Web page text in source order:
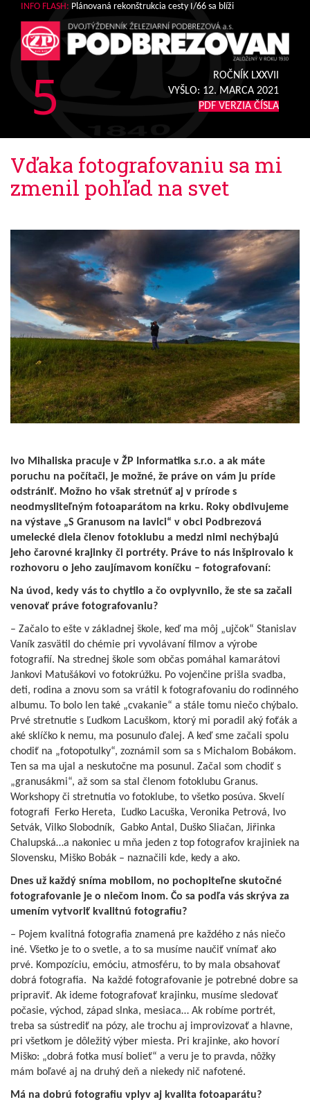
INFO FLASH: Plánovaná rekonštrukcia cesty I/66 sa blíži
5
ROČNÍK LXXVII
VYŠLO: 12. MARCA 2021
PDF VERZIA ČÍSLA
Vďaka fotografovaniu sa mi
zmenil pohľad na svet
Ivo Mihaliska pracuje v ŽP Informatika s.r.o. a ak máte
poruchu na počítači, je možné, že práve on vám ju príde
odstrániť. Možno ho však stretnúť aj v prírode s
neodmysliteľným fotoaparátom na krku. Roky obdivujeme
na výstave „S Granusom na lavici“ v obci Podbrezová
umelecké diela členov fotoklubu a medzi nimi nechýbajú
jeho čarovné krajinky či portréty. Práve to nás inšpirovalo k
rozhovoru o jeho zaujímavom koníčku – fotografovaní:
Na úvod, kedy vás to chytilo a čo ovplyvnilo, že ste sa začali
venovať práve fotografovaniu?
– Začalo to ešte v základnej škole, keď ma môj „ujčok“ Stanislav
Vaník zasvätil do chémie pri vyvolávaní filmov a výrobe
fotografií. Na strednej škole som občas pomáhal kamarátovi
Jankovi Matušákovi vo fotokrúžku. Po vojenčine prišla svadba,
deti, rodina a znovu som sa vrátil k fotografovaniu do rodinného
albumu. To bolo len také „cvakanie“ a stále tomu niečo chýbalo.
Prvé stretnutie s Ľudkom Lacuškom, ktorý mi poradil aký foťák a
aké sklíčko k nemu, ma posunulo ďalej. A keď sme začali spolu
chodiť na „fotopotulky“, zoznámil som sa s Michalom Bobákom.
Ten sa ma ujal a neskutočne ma posunul. Začal som chodiť s
„granusákmi“, až som sa stal členom fotoklubu Granus.
Workshopy či stretnutia vo fotoklube, to všetko posúva. Skvelí
fotografi Ferko Hereta, Ľudko Lacuška, Veronika Petrová, Ivo
Setvák, Vilko Slobodník, Gabko Antal, Duško Sliačan, Jiřinka
Chalupská…a nakoniec u mňa jeden z top fotografov krajiniek na
Slovensku, Miško Bobák – naznačili kde, kedy a ako.
Dnes už každý sníma mobilom, no pochopiteľne skutočné
fotografovanie je o niečom inom. Čo sa podľa vás skrýva za
umením vytvoriť kvalitnú fotografiu?
– Pojem kvalitná fotografia znamená pre každého z nás niečo
iné. Všetko je to o svetle, a to sa musíme naučiť vnímať ako
prvé. Kompozíciu, emóciu, atmosféru, to by mala obsahovať
dobrá fotografia. Na každé fotografovanie je potrebné dobre sa
pripraviť. Ak ideme fotografovať krajinku, musíme sledovať
počasie, východ, západ slnka, mesiaca… Ak robíme portrét,
treba sa sústrediť na pózy, ale trochu aj improvizovať a hlavne,
pri všetkom je dôležitý výber miesta. Pri krajinke, ako hovorí
Miško: „dobrá fotka musí bolieť“ a veru je to pravda, nôžky
mám boľavé aj na druhý deň a niekedy nič nafotené.
Má na dobrú fotografiu vplyv aj kvalita fotoaparátu?